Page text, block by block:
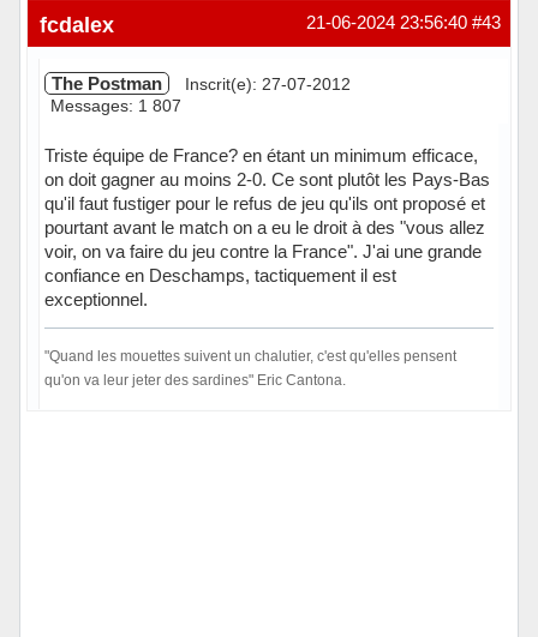
Hors ligne #43
21-06-2024 23:56:40
fcdalex
The Postman
Inscrit(e): 27-07-2012
Messages: 1 807
Triste équipe de France? en étant un minimum efficace,
on doit gagner au moins 2-0. Ce sont plutôt les Pays-Bas
qu'il faut fustiger pour le refus de jeu qu'ils ont proposé et
pourtant avant le match on a eu le droit à des "vous allez
voir, on va faire du jeu contre la France". J'ai une grande
confiance en Deschamps, tactiquement il est
exceptionnel.
"Quand les mouettes suivent un chalutier, c'est qu'elles pensent
qu'on va leur jeter des sardines" Eric Cantona.